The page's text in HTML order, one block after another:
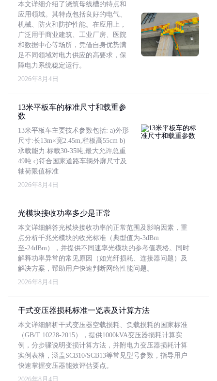
本文详细介绍了浇筑母线槽的特点和
应用领域。其特点包括良好的电气、
机械、防火和防护性能。在应用上，
广泛用于商业建筑、工业厂房、医院
和数据中心等场所，凭借自身优势满
足不同领域对电力供应的高要求，保
障电力系统稳定运行。
2026年8月4日
13米平板车的标准尺寸和载重参
数
13米平板车主要技术参数包括: a)外形
尺寸:长13m×宽2.45m,栏板高55cm b)
承载能力:标载30-35吨,最大允许总重
49吨 c)符合国家道路车辆外廓尺寸及
轴荷限值标准
2026年8月4日
光模块接收功率多少是正常
本文详细解答光模块接收功率的正常范围及影响因素，重
点分析千兆光模块的收光标准（典型值为-3dBm
至-24dBm），并提供不同速率光模块的参考值表格。同时
解释功率异常的常见原因（如光纤损耗、连接器问题）及
解决方案，帮助用户快速判断网络性能问题。
2026年8月4日
干式变压器损耗标准一览表及计算方法
本文详细解析干式变压器空载损耗、负载损耗的国家标准
（GB/T 10228-2015），提供1000kVA变压器损耗计算实
例，分步骤说明变损计算方法，并附电力变压器损耗计算
实例表格，涵盖SCB10/SCB13等常见型号参数，指导用户
快速掌握变压器能效评估要点。
2026年8月4日